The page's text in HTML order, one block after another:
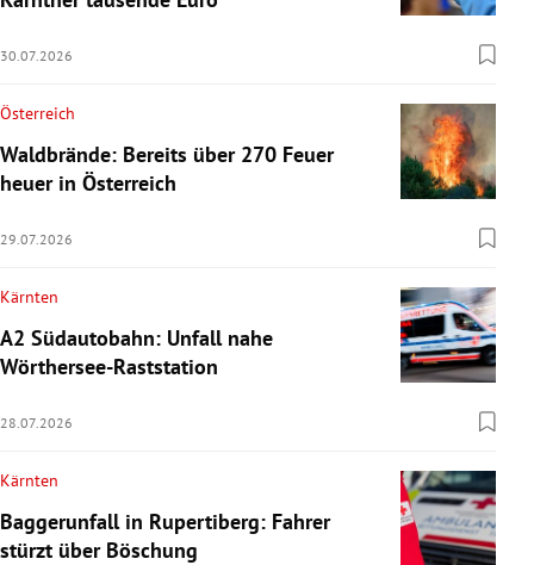
30.07.2026
Österreich
Waldbrände: Bereits über 270 Feuer
heuer in Österreich
29.07.2026
Kärnten
A2 Südautobahn: Unfall nahe
Wörthersee-Raststation
28.07.2026
Kärnten
Baggerunfall in Rupertiberg: Fahrer
stürzt über Böschung